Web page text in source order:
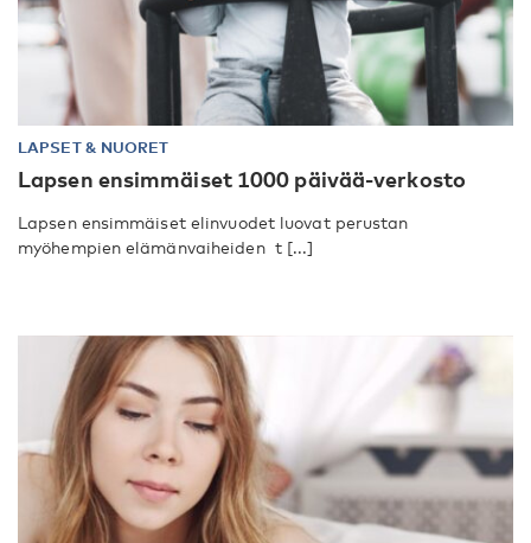
LAPSET & NUORET
Lapsen ensimmäiset 1000 päivää-verkosto
Lapsen ensimmäiset elinvuodet luovat perustan
myöhempien elämänvaiheiden t [...]